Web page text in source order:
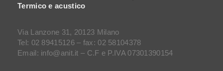
Termico e acustico
Via Lanzone 31, 20123 Milano
Tel: 02 89415126 – fax: 02 58104378
Email: info@anit.it – C.F e P.IVA 07301390154